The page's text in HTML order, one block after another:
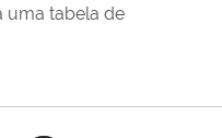
uma tabela de